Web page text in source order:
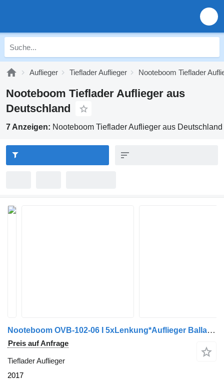
Auflieger Tieflader Auflieger Nooteboom Tieflader
Nooteboom Tieflader Auflieger aus
Deutschland
7 Anzeigen: Nooteboom Tieflader Auflieger aus Deutschland
Nooteboom OVB-102-06 I 5xLenkung*Auflieger Ballast*HU2027
Preis auf Anfrage
Tieflader Auflieger
2017